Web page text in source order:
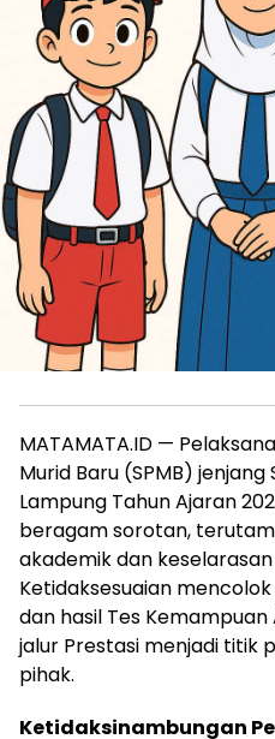
MATAMATA.ID —
Murid Baru (SPMB) jenjang
Lampung Tahun Ajaran
beragam sorotan,
akademik dan
Ketidaksesuaian
dan hasil Tes
jalur Prestasi menjadi titik
pihak.
Ketidaksinambungan